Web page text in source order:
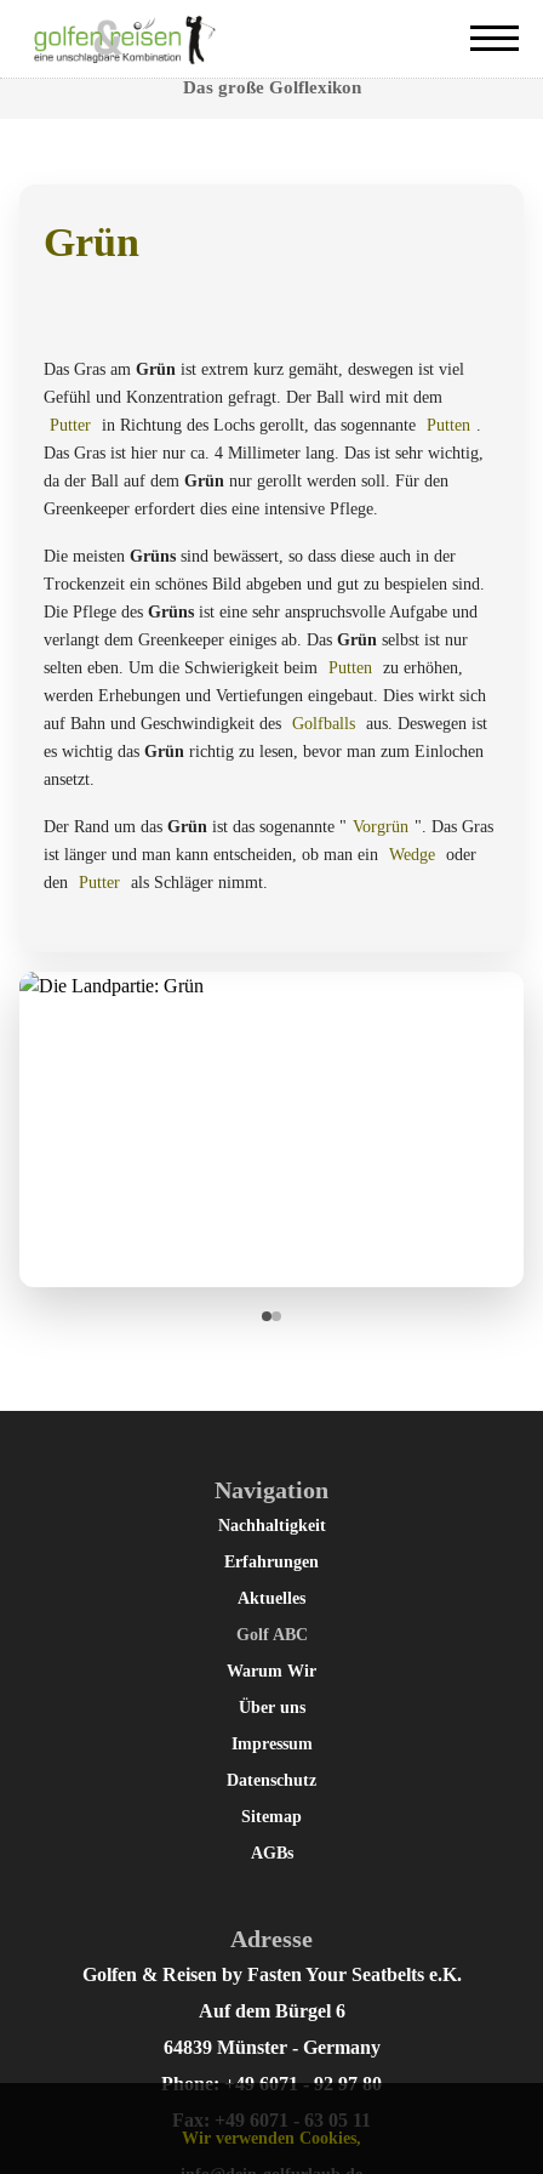
Grün
Das große Golflexikon
Grün
Das Gras am Grün ist extrem kurz gemäht, deswegen ist viel
Gefühl und Konzentration gefragt. Der Ball wird mit dem
Putter in Richtung des Lochs gerollt, das sogennante Putten .
Das Gras ist hier nur ca. 4 Millimeter lang. Das ist sehr wichtig,
da der Ball auf dem Grün nur gerollt werden soll. Für den
Greenkeeper erfordert dies eine intensive Pflege.
Die meisten Grüns sind bewässert, so dass diese auch in der
Trockenzeit ein schönes Bild abgeben und gut zu bespielen sind.
Die Pflege des Grüns ist eine sehr anspruchsvolle Aufgabe und
verlangt dem Greenkeeper einiges ab. Das Grün selbst ist nur
selten eben. Um die Schwierigkeit beim Putten zu erhöhen,
werden Erhebungen und Vertiefungen eingebaut. Dies wirkt sich
auf Bahn und Geschwindigkeit des Golfballs aus. Deswegen ist
es wichtig das Grün richtig zu lesen, bevor man zum Einlochen
ansetzt.
Der Rand um das Grün ist das sogenannte " Vorgrün ". Das Gras
ist länger und man kann entscheiden, ob man ein Wedge oder
den Putter als Schläger nimmt.
Navigation
Nachhaltigkeit
Erfahrungen
Aktuelles
Golf ABC
Warum Wir
Über uns
Impressum
Datenschutz
Sitemap
AGBs
Adresse
Golfen & Reisen by Fasten Your Seatbelts e.K.
Auf dem Bürgel 6
64839 Münster - Germany
Phone: +49 6071 - 92 97 80
Fax: +49 6071 - 63 05 11
Wir verwenden Cookies,